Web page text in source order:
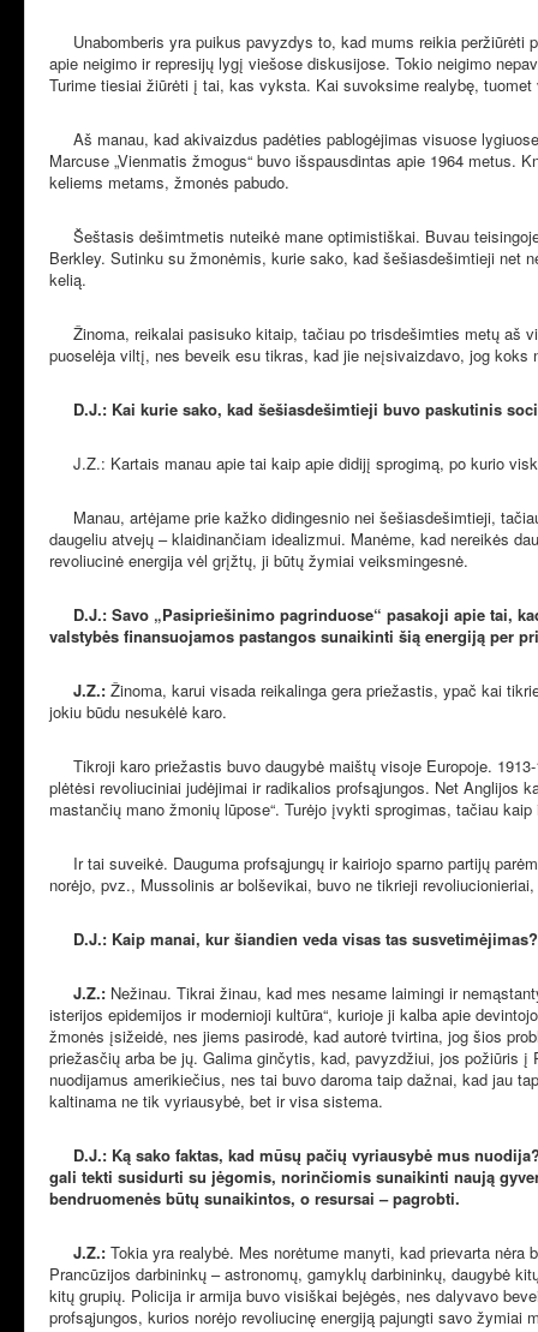
Unabomberis yra puikus pavyzdys to, kad mums reikia peržiūrėti
apie neigimo ir represijų lygį viešose diskusijose. Tokio neigimo
Turime tiesiai žiūrėti į tai, kas vyksta. Kai suvoksime realybę,
Aš manau, kad akivaizdus padėties pablogėjimas visuose
Marcuse „Vienmatis žmogus“ buvo išspausdintas apie 1964
keliems metams, žmonės pabudo.
Šeštasis dešimtmetis nuteikė mane optimistiškai. Buvau
Berkley. Sutinku su žmonėmis, kurie sako, kad šešiasdešimtieji net
kelią.
Žinoma, reikalai pasisuko kitaip, tačiau po trisdešimties metų aš
puoselėja viltį, nes beveik esu tikras, kad jie neįsivaizdavo, jog
D.J.: Kai kurie sako, kad šešiasdešimtieji buvo paskutinis
J.Z.: Kartais manau apie tai kaip apie didijį sprogimą, po kurio
Manau, artėjame prie kažko didingesnio nei šešiasdešimtieji,
daugeliu atvejų – klaidinančiam idealizmui. Manėme, kad nereikės
revoliucinė energija vėl grįžtų, ji būtų žymiai veiksmingesnė.
D.J.: Savo „Pasipriešinimo pagrinduose“ pasakoji apie tai,
valstybės finansuojamos pastangos sunaikinti šią energiją per
J.Z.: Žinoma, karui visada reikalinga gera priežastis, ypač kai
jokiu būdu nesukėlė karo.
Tikroji karo priežastis buvo daugybė maištų visoje Europoje.
plėtėsi revoliuciniai judėjimai ir radikalios profsąjungos. Net Anglijos
mastančių mano žmonių lūpose“. Turėjo įvykti sprogimas, tačiau
Ir tai suveikė. Dauguma profsąjungų ir kairiojo sparno partijų
norėjo, pvz., Mussolinis ar bolševikai, buvo ne tikrieji
D.J.: Kaip manai, kur šiandien veda visas tas
J.Z.: Nežinau. Tikrai žinau, kad mes nesame laimingi ir
isterijos epidemijos ir modernioji kultūra“, kurioje ji kalba apie
žmonės įsižeidė, nes jiems pasirodė, kad autorė tvirtina, jog šios
priežasčių arba be jų. Galima ginčytis, kad, pavyzdžiui, jos požiūris
nuodijamus amerikiečius, nes tai buvo daroma taip dažnai, kad jau
kaltinama ne tik vyriausybė, bet ir visa sistema.
D.J.: Ką sako faktas, kad mūsų pačių vyriausybė mus
gali tekti susidurti su jėgomis, norinčiomis sunaikinti naują
bendruomenės būtų sunaikintos, o resursai – pagrobti.
J.Z.: Tokia yra realybė. Mes norėtume manyti, kad prievarta
Prancūzijos darbininkų – astronomų, gamyklų darbininkų, daugybė
kitų grupių. Policija ir armija buvo visiškai bejėgės, nes dalyvavo
profsąjungos, kurios norėjo revoliucinę energiją pajungti savo